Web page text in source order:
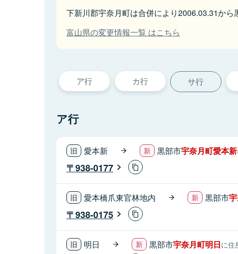
下新川郡宇奈月町は合併により2006.03.31から
富山県の変更情報一覧 はこちら
ア行 カ行 サ行
ア行
愛本新 黒部市宇奈月町愛本新
938-0177
愛本橋爪東官林地内 黒部市
938-0175
明日 黒部市宇奈月町明日に住